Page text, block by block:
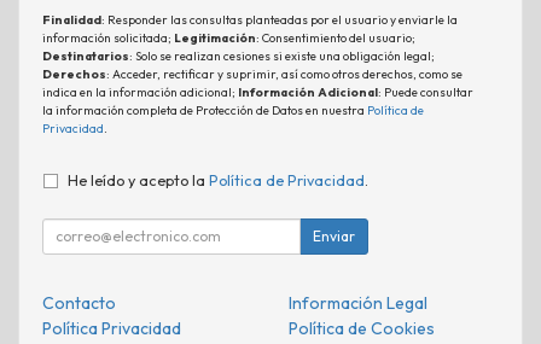
Finalidad: Responder las consultas planteadas por el usuario y enviarle la
información solicitada; Legitimación: Consentimiento del usuario;
Destinatarios: Solo se realizan cesiones si existe una obligación legal;
Derechos: Acceder, rectificar y suprimir, así como otros derechos, como se
indica en la información adicional; Información Adicional: Puede consultar
la información completa de Protección de Datos en nuestra Política de
Privacidad.
He leído y acepto la Política de Privacidad
Enviar
Contacto
Información Legal
Política Privacidad
Política de Cookies